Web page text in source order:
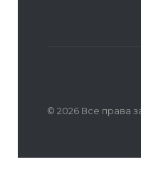
© 2026 Все права